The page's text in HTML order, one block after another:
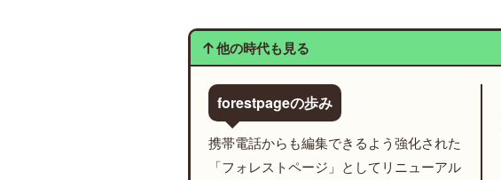
他の時代も見る
forestpageの歩み
携帯電話からも編集できるよう強化された
「フォレストページ」としてリニューアル